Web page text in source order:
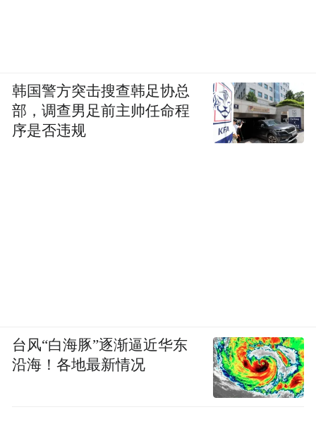
韩国警方突击搜查韩足协总
部，调查男足前主帅任命程
序是否违规
台风“白海豚”逐渐逼近华东
沿海！各地最新情况